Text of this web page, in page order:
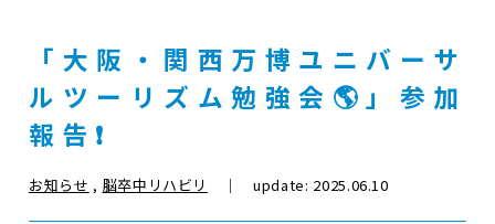
「大阪・関西万博ユニバーサ
ルツーリズム勉強会🌎」参加
報告❗️
お知らせ , 脳卒中リハビリ ｜ update: 2025.06.10